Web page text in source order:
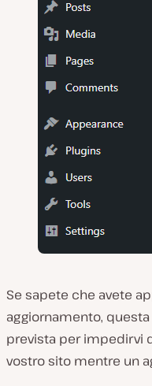
Se sapete che avete
aggiornamento,
prevista per impedirvi
vostro sito mentre un